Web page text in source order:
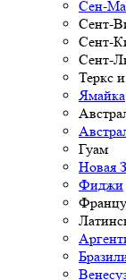
Сен-
Сент-
Сент-
Сент-
Теркс
Ямайка
Гуам
Новая
Фиджи